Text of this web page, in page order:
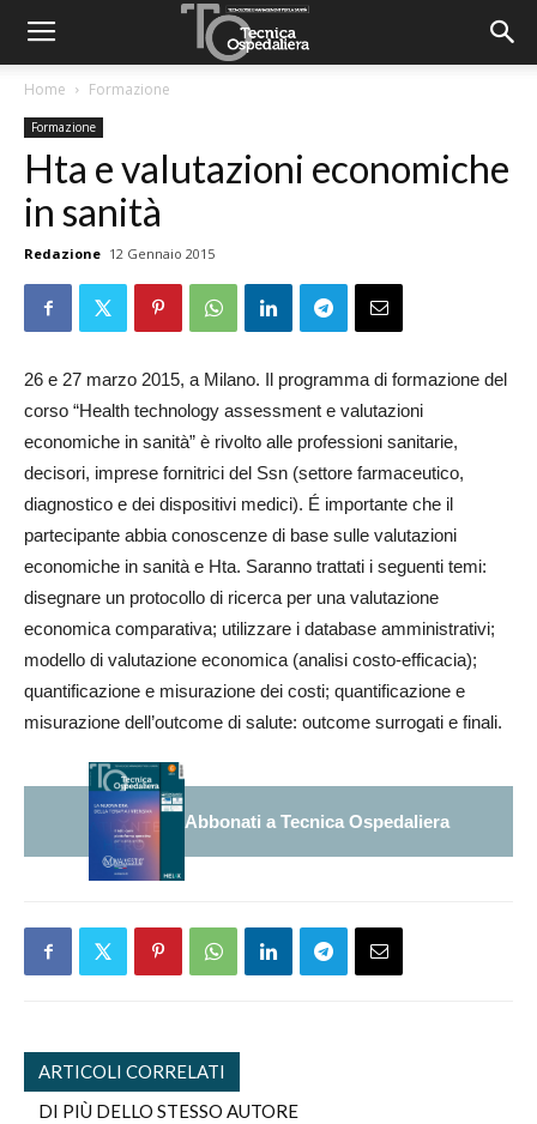
Home Formazione
Formazione
Hta e valutazioni economiche
in sanità
Redazione 12 Gennaio 2015
26 e 27 marzo 2015, a Milano. Il programma di formazione del
corso “Health technology assessment e valutazioni
economiche in sanità” è rivolto alle professioni sanitarie,
decisori, imprese fornitrici del Ssn (settore farmaceutico,
diagnostico e dei dispositivi medici). É importante che il
partecipante abbia conoscenze di base sulle valutazioni
economiche in sanità e Hta. Saranno trattati i seguenti temi:
disegnare un protocollo di ricerca per una valutazione
economica comparativa; utilizzare i database amministrativi;
modello di valutazione economica (analisi costo-efficacia);
quantificazione e misurazione dei costi; quantificazione e
misurazione dell’outcome di salute: outcome surrogati e finali.
Abbonati a Tecnica Ospedaliera
ARTICOLI CORRELATI
DI PIÙ DELLO STESSO AUTORE